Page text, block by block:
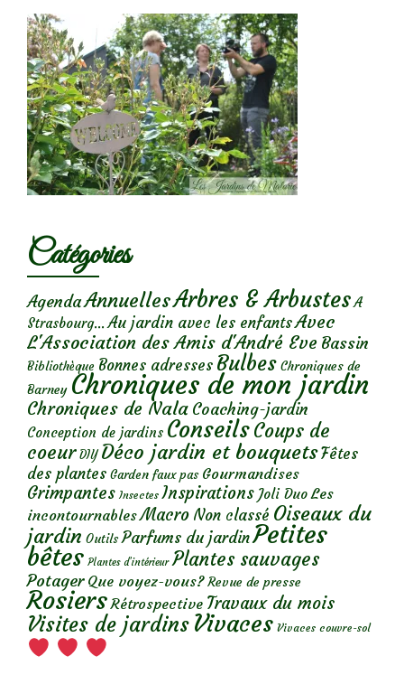
Catégories
AgendaAnnuellesArbres & Arbustes A
Strasbourg... Au jardin avec les enfantsAvec
L'Association des Amis d'André Eve Bassin
Bibliothèque Bonnes adresses Bulbes Chroniques de
Barney Chroniques de mon jardin
Chroniques de Nala Coaching-jardin
Conception de jardins ConseilsCoups de
coeur DIY Déco jardin et bouquetsFêtes
des plantes Garden faux pas Gourmandises
Grimpantes Insectes Inspirations Joli Duo Les
incontournables Macro Non classé Oiseaux du
jardin Outils Parfums du jardinPetites
bêtes Plantes d’intérieur Plantes sauvages
Potager Que voyez-vous? Revue de presse
Rosiers Rétrospective Travaux du mois
Visites de jardins Vivaces Vivaces couvre-sol